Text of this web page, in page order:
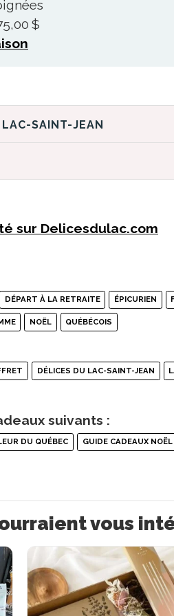
$
DÉLICES DU LAC-SAINT-JEAN
sur Delicesdulac.com
DÉPART À LA RETRAITE ÉPICURIEN
NOËL QUÉBÉCOIS
DÉLICES DU LAC-SAINT-JEAN
suivants :
DU QUÉBEC GUIDE CADEAUX NOËL
vous